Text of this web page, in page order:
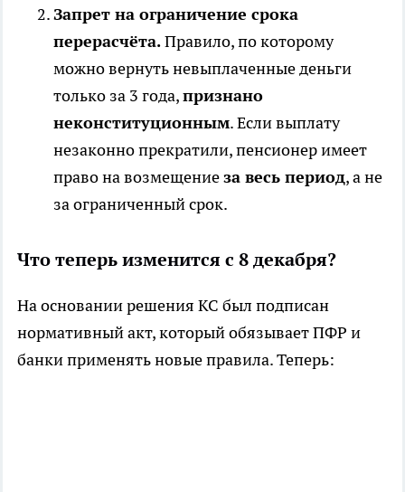
Запрет на ограничение срока
перерасчёта.Правило, по которому
можно вернуть невыплаченные деньги
только за 3 года,признано
неконституционным. Если выплату
незаконно прекратили, пенсионер имеет
право на возмещениеза весь период, а не
за ограниченный срок.
Что теперь изменится с 8 декабря?
На основании решения КС был подписан
нормативный акт, который обязывает ПФР и
банки применять новые правила. Теперь: